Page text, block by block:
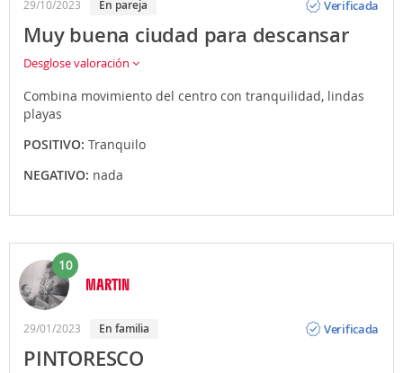
29/10/2023 En pareja
Verificada
Muy buena ciudad para descansar
Desglose valoración
Combina movimiento del centro con tranquilidad, lindas
playas
POSITIVO: Tranquilo
NEGATIVO: nada
10
MARTIN
29/01/2023 En familia
Verificada
PINTORESCO